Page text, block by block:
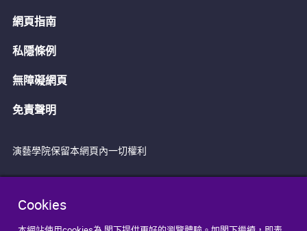
Cookies
網頁指南
私隱條例
無障礙網頁
免責聲明
演藝學院保留本網頁內一切權利